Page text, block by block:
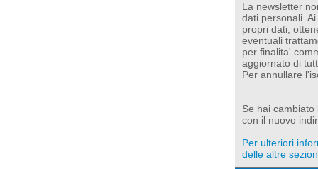
La newsletter
dati personali.
propri dati,
eventuali
per finalita'
aggiornato di
Per annullare
Se hai
con il nuovo
Per ulteriori
delle altre